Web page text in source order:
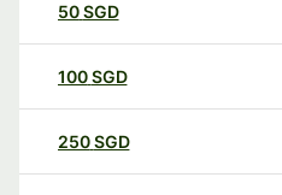
50SGD
100SGD
250SGD